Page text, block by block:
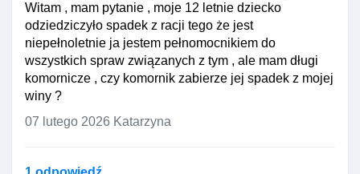
Witam , mam pytanie , moje 12 letnie dziecko
odziedziczyło spadek z racji tego że jest
niepełnoletnie ja jestem pełnomocnikiem do
wszystkich spraw związanych z tym , ale mam długi
komornicze , czy komornik zabierze jej spadek z mojej
winy ?
07 lutego 2026 Katarzyna